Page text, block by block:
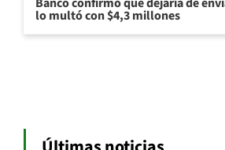
Banco confirmó que dejaría de
lo multó con $4,3 millones